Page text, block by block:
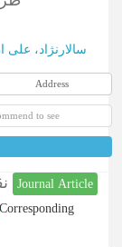
سالارنژاد، علی
Address
to see
Journal Article
Corresponding